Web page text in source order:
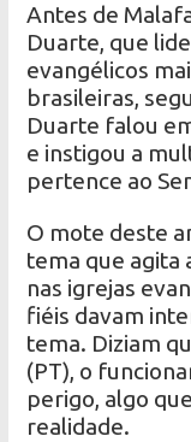
Antes de
Duarte, que
evangélicos
brasileiras,
Duarte falou
e instigou a
pertence ao
O mote deste
tema que agita
nas igrejas
fiéis davam
tema. Diziam
(PT), o
perigo, algo
realidade.